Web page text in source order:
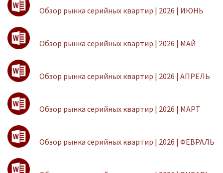
Обзор рынка серийных квартир | 2026 | ИЮНЬ
Обзор рынка серийных квартир | 2026 | МАЙ
Обзор рынка серийных квартир | 2026 | АПРЕЛЬ
Обзор рынка серийных квартир | 2026 | МАРТ
Обзор рынка серийных квартир | 2026 | ФЕВРАЛЬ